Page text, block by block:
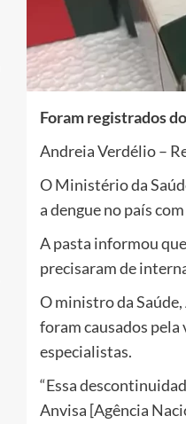
Foram registrados
Andreia Verdélio –
O Ministério da
a dengue no país
A pasta informou
precisaram de
O ministro da
foram causados
especialistas.
“Essa
Anvisa [Agência